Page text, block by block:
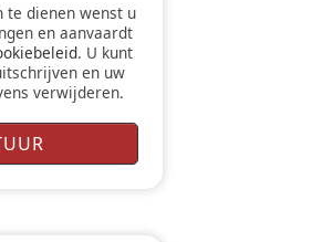
en aanvaardt
. U kunt
en uw
verwijderen.